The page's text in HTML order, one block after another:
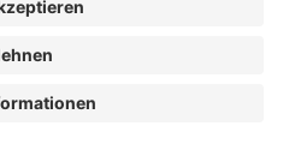
Arbeitsschutz